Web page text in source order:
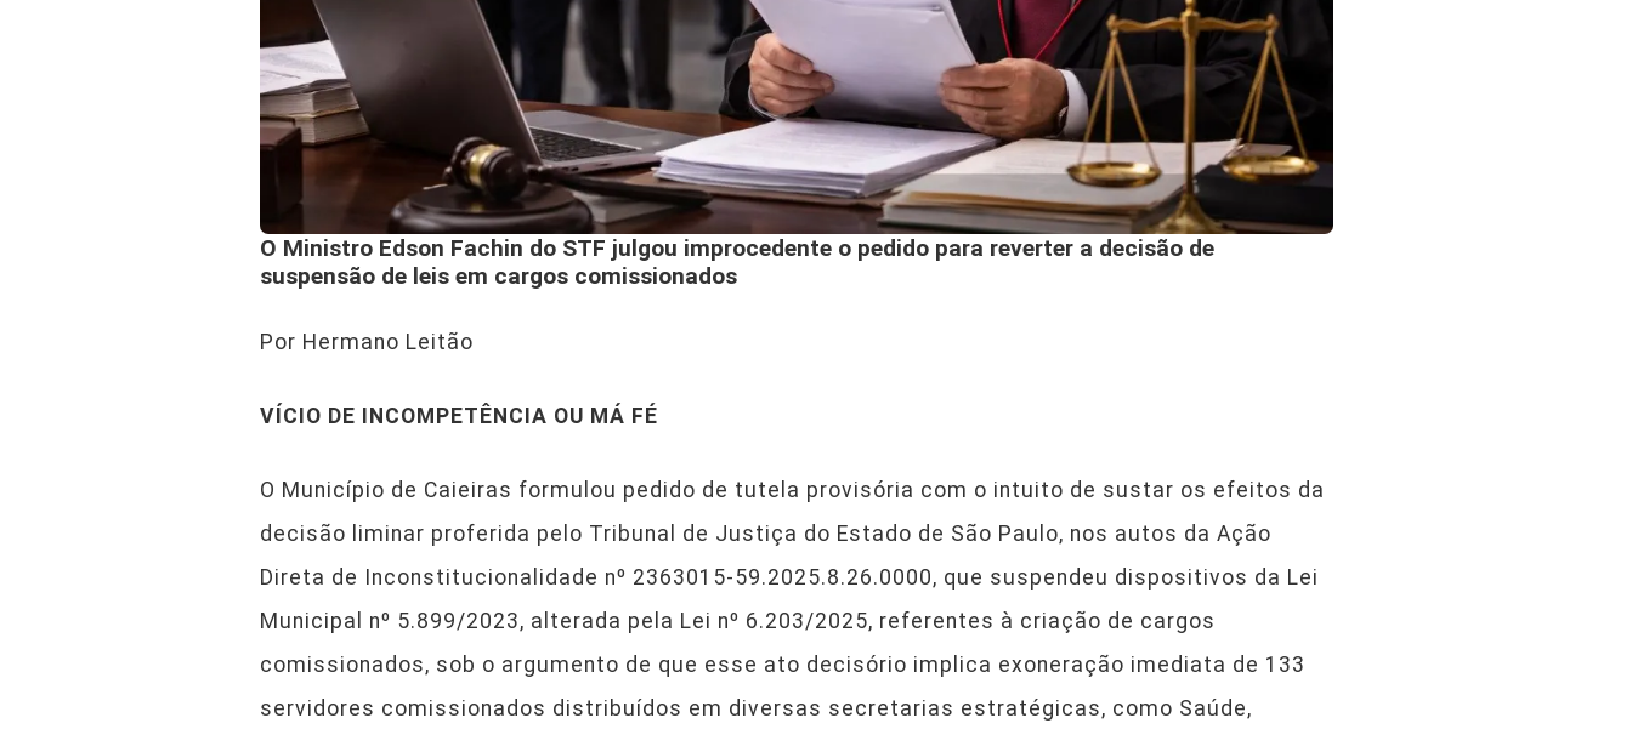
O Ministro Edson Fachin do STF julgou improcedente o pedido para reverter a decisão de
suspensão de leis em cargos comissionados
Por Hermano Leitão
VÍCIO DE INCOMPETÊNCIA OU MÁ FÉ
O Município de Caieiras formulou pedido de tutela provisória com o intuito de sustar os efeitos da
decisão liminar proferida pelo Tribunal de Justiça do Estado de São Paulo, nos autos da Ação
Direta de Inconstitucionalidade nº 2363015-59.2025.8.26.0000, que suspendeu dispositivos da Lei
Municipal nº 5.899/2023, alterada pela Lei nº 6.203/2025, referentes à criação de cargos
comissionados, sob o argumento de que esse ato decisório implica exoneração imediata de 133
servidores comissionados distribuídos em diversas secretarias estratégicas, como Saúde,